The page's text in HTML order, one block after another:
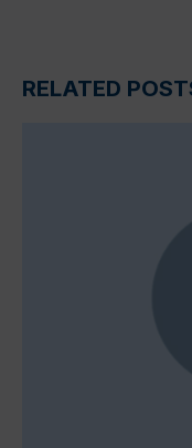
RELATED